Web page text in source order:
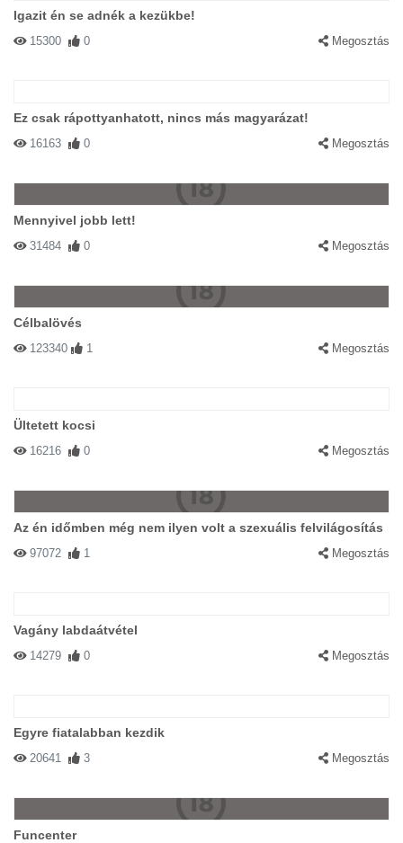
Igazit én se adnék a kezükbe!
15300 0 Megosztás
Ez csak rápottyanhatott, nincs más magyarázat!
16163 0 Megosztás
Mennyivel jobb lett!
31484 0 Megosztás
Célbalövés
123340 1 Megosztás
Ültetett kocsi
16216 0 Megosztás
Az én időmben még nem ilyen volt a szexuális felvilágosítás
97072 1 Megosztás
Vagány labdaátvétel
14279 0 Megosztás
Egyre fiatalabban kezdik
20641 3 Megosztás
Funcenter